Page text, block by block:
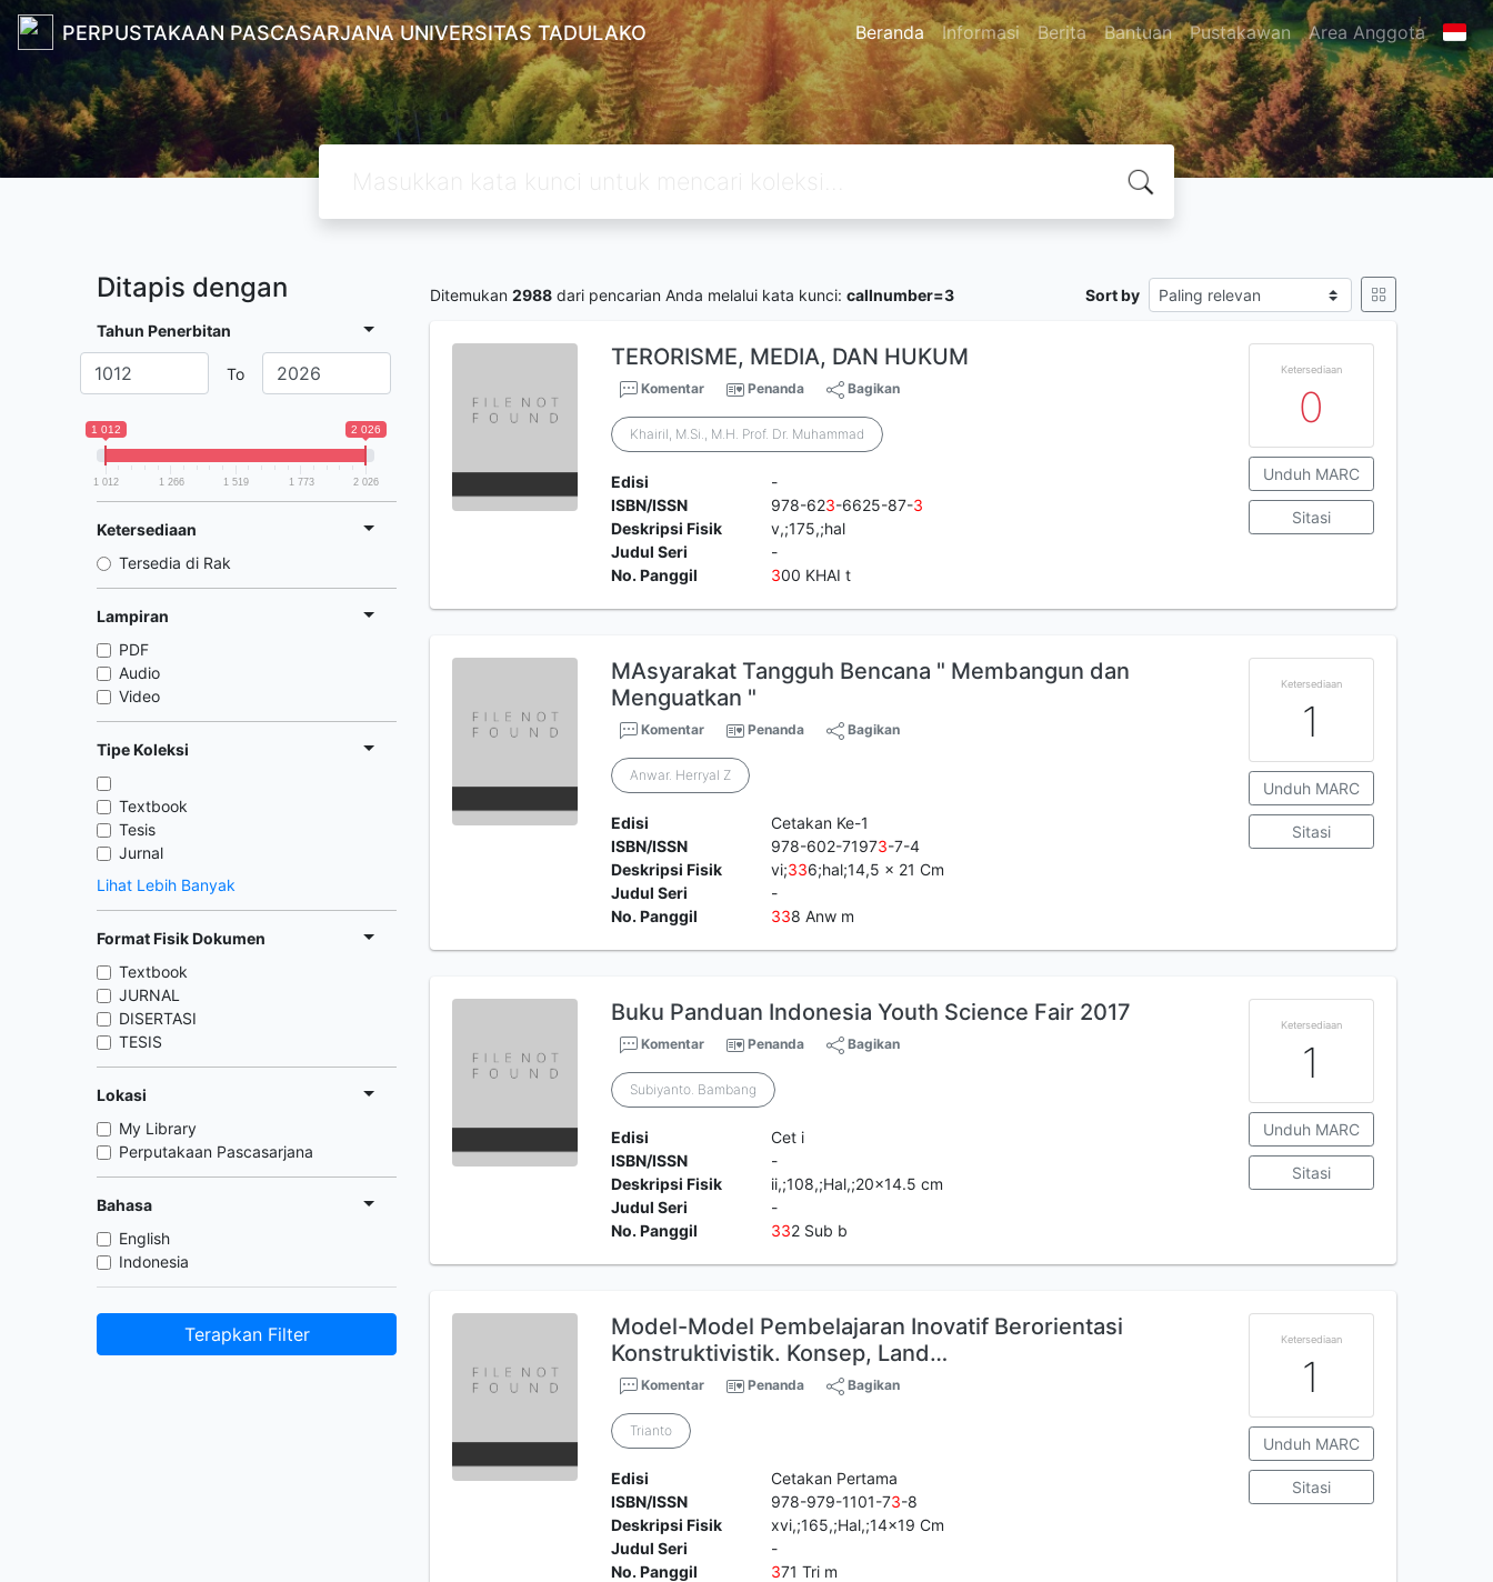
PERPUSTAKAAN PASCASARJANA UNIVERSITAS TADULAKO Beranda Informasi Berita Bantuan Pustakawan Area Anggota
Ditapis dengan
Tahun Penerbitan
To
1 012 2 026
1 012 1 266 1 519 1 773 2 026
Ketersediaan
Tersedia di Rak
Lampiran
PDF
Audio
Video
Tipe Koleksi
Textbook
Tesis
Jurnal
Lihat Lebih Banyak
Format Fisik Dokumen
Textbook
JURNAL
DISERTASI
TESIS
Lokasi
My Library
Perputakaan Pascasarjana
Bahasa
English
Indonesia
Terapkan Filter
Ditemukan 2988 dari pencarian Anda melalui kata kunci: callnumber=3 Sort by
TERORISME, MEDIA, DAN HUKUM
Komentar Penanda Bagikan
Khairil, M.Si., M.H. Prof. Dr. Muhammad
Edisi
-
ISBN/ISSN
978-623-6625-87-3
Deskripsi Fisik
v,;175,;hal
Judul Seri
-
No. Panggil
300 KHAI t
Ketersediaan
0
Unduh MARC
Sitasi
MAsyarakat Tangguh Bencana " Membangun dan
Menguatkan "
Komentar Penanda Bagikan
Anwar. Herryal Z
Edisi
Cetakan Ke-1
ISBN/ISSN
978-602-71973-7-4
Deskripsi Fisik
vi;336;hal;14,5 x 21 Cm
Judul Seri
-
No. Panggil
338 Anw m
Ketersediaan
1
Unduh MARC
Sitasi
Buku Panduan Indonesia Youth Science Fair 2017
Komentar Penanda Bagikan
Subiyanto. Bambang
Edisi
Cet i
ISBN/ISSN
-
Deskripsi Fisik
ii,;108,;Hal,;20x14.5 cm
Judul Seri
-
No. Panggil
332 Sub b
Ketersediaan
1
Unduh MARC
Sitasi
Model-Model Pembelajaran Inovatif Berorientasi
Konstruktivistik. Konsep, Land…
Komentar Penanda Bagikan
Trianto
Edisi
Cetakan Pertama
ISBN/ISSN
978-979-1101-73-8
Deskripsi Fisik
xvi,;165,;Hal,;14x19 Cm
Judul Seri
-
No. Panggil
371 Tri m
Ketersediaan
1
Unduh MARC
Sitasi